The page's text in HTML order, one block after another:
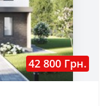
42 800 Грн.